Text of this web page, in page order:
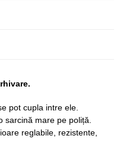
pot cupla intre ele.
sarcină mare pe poliță.
reglabile, rezistente,